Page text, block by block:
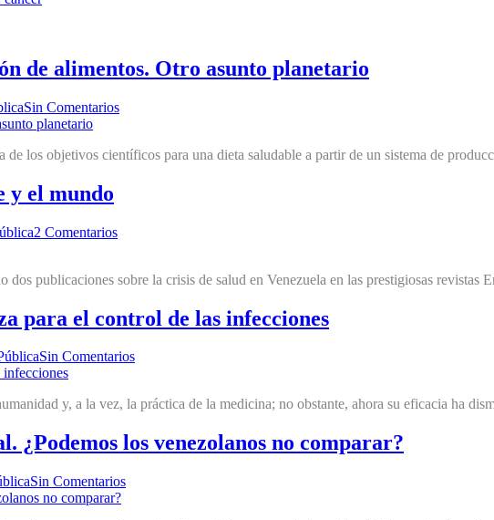
de alimentos. Otro asunto planetario
Sin Comentarios
los objetivos científicos para una dieta saludable a partir de un sistema de
y el mundo
2 Comentarios
publicaciones sobre la crisis de salud en Venezuela en las prestigiosas revistas
para el control de las infecciones
Sin Comentarios
y, a la vez, la práctica de la medicina; no obstante, ahora su eficacia ha
¿Podemos los venezolanos no comparar?
Sin Comentarios